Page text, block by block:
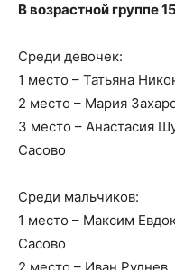
В возрастной группе
Среди девочек:
1 место – Татьяна
2 место – Мария
3 место – Анастасия
Сасово
Среди мальчиков:
1 место – Максим
Сасово